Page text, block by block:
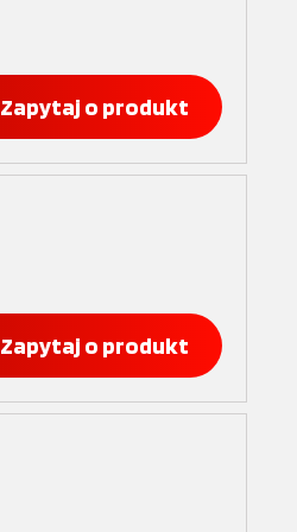
Zapytaj o produkt
Zapytaj o produkt